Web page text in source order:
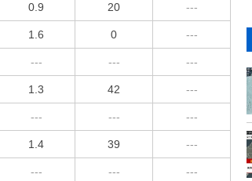
0.9 20 ---
1.6 0 ---
--- --- ---
1.3 42 ---
--- --- ---
1.4 39 ---
--- --- ---